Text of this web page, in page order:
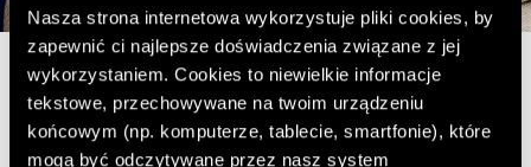
Nasza strona internetowa wykorzystuje pliki cookies, by
zapewnić ci najlepsze doświadczenia związane z jej
wykorzystaniem. Cookies to niewielkie informacje
tekstowe, przechowywane na twoim urządzeniu
końcowym (np. komputerze, tablecie, smartfonie), które
mogą być odczytywane przez nasz system
Za sofą stanęła konsola pełniąca też funkcję stołu-
bufetu.Odcień ultramaryny, w dodatku w pełnym
połysku, miał przełamać stonowaną gamę barw